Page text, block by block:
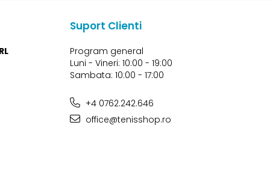
Suport Clienti
Program general
Luni - Vineri: 10:00 - 19:00
Sambata: 10:00 - 17:00
+4 0762.242.646
office@tenisshop.ro